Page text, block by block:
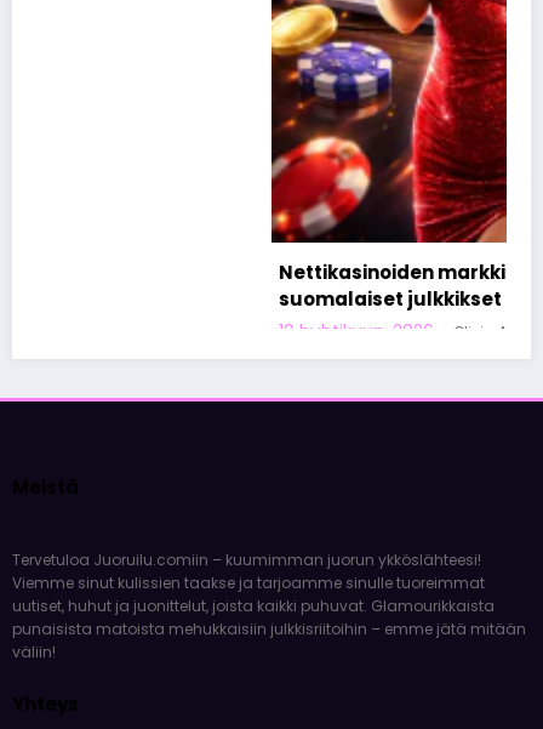
Nettikasinoiden markkinoinnista tunnetut
suomalaiset julkkikset
Olivia Aho
Tervetuloa Juoruilu.comiin – kuumimman juorun ykköslähteesi!
Viemme sinut kulissien taakse ja tarjoamme sinulle tuoreimmat
uutiset, huhut ja juonittelut, joista kaikki puhuvat. Glamourikkaista
punaisista matoista mehukkaisiin julkkisriitoihin – emme jätä mitään